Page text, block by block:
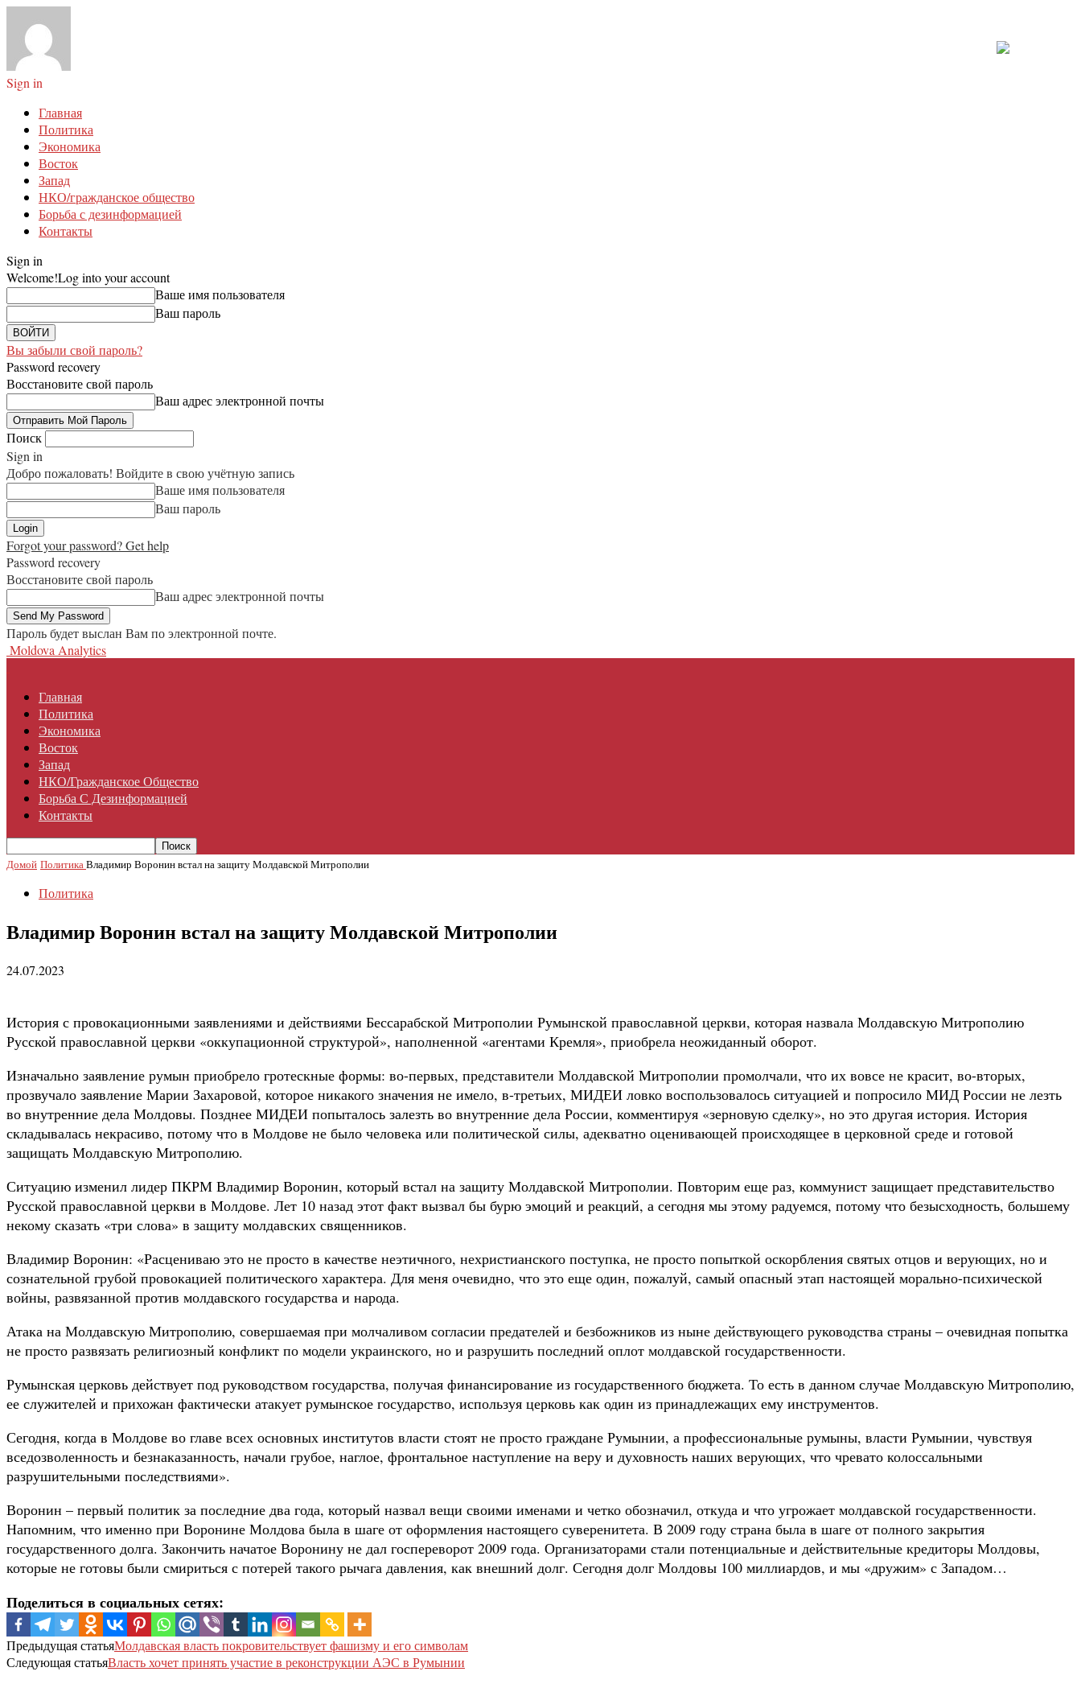
Sign in
Главная
Политика
Экономика
Восток
Запад
НКО/гражданское общество
Борьба с дезинформацией
Контакты
Sign in
Welcome!Log into your account
Ваше имя пользователя
Ваш пароль
Вы забыли свой пароль?
Password recovery
Восстановите свой пароль
Ваш адрес электронной почты
Поиск
Sign in
Добро пожаловать! Войдите в свою учётную запись
Ваше имя пользователя
Ваш пароль
Forgot your password? Get help
Password recovery
Восстановите свой пароль
Ваш адрес электронной почты
Пароль будет выслан Вам по электронной почте.
Moldova Analytics
Главная
Политика
Экономика
Восток
Запад
НКО/гражданское Общество
Борьба С Дезинформацией
Контакты
Домой ПолитикаВладимир Воронин встал на защиту Молдавской Митрополии
Политика
Владимир Воронин встал на защиту Молдавской Митрополии
24.07.2023
История с провокационными заявлениями и действиями Бессарабской Митрополии Румынской православной церкви, которая назвала Молдавскую Митрополию
Русской православной церкви «оккупационной структурой», наполненной «агентами Кремля», приобрела неожиданный оборот.
Изначально заявление румын приобрело гротескные формы: во-первых, представители Молдавской Митрополии промолчали, что их вовсе не красит, во-вторых,
прозвучало заявление Марии Захаровой, которое никакого значения не имело, в-третьих, МИДЕИ ловко воспользовалось ситуацией и попросило МИД России не лезть
во внутренние дела Молдовы. Позднее МИДЕИ попыталось залезть во внутренние дела России, комментируя «зерновую сделку», но это другая история. История
складывалась некрасиво, потому что в Молдове не было человека или политической силы, адекватно оценивающей происходящее в церковной среде и готовой
защищать Молдавскую Митрополию.
Ситуацию изменил лидер ПКРМ Владимир Воронин, который встал на защиту Молдавской Митрополии. Повторим еще раз, коммунист защищает представительство
Русской православной церкви в Молдове. Лет 10 назад этот факт вызвал бы бурю эмоций и реакций, а сегодня мы этому радуемся, потому что безысходность, большему
некому сказать «три слова» в защиту молдавских священников.
Владимир Воронин: «Расцениваю это не просто в качестве неэтичного, нехристианского поступка, не просто попыткой оскорбления святых отцов и верующих, но и
сознательной грубой провокацией политического характера. Для меня очевидно, что это еще один, пожалуй, самый опасный этап настоящей морально-психической
войны, развязанной против молдавского государства и народа.
Атака на Молдавскую Митрополию, совершаемая при молчаливом согласии предателей и безбожников из ныне действующего руководства страны – очевидная попытка
не просто развязать религиозный конфликт по модели украинского, но и разрушить последний оплот молдавской государственности.
Румынская церковь действует под руководством государства, получая финансирование из государственного бюджета. То есть в данном случае Молдавскую Митрополию,
ее служителей и прихожан фактически атакует румынское государство, используя церковь как один из принадлежащих ему инструментов.
Сегодня, когда в Молдове во главе всех основных институтов власти стоят не просто граждане Румынии, а профессиональные румыны, власти Румынии, чувствуя
вседозволенность и безнаказанность, начали грубое, наглое, фронтальное наступление на веру и духовность наших верующих, что чревато колоссальными
разрушительными последствиями».
Воронин – первый политик за последние два года, который назвал вещи своими именами и четко обозначил, откуда и что угрожает молдавской государственности.
Напомним, что именно при Воронине Молдова была в шаге от оформления настоящего суверенитета. В 2009 году страна была в шаге от полного закрытия
государственного долга. Закончить начатое Воронину не дал госпереворот 2009 года. Организаторами стали потенциальные и действительные кредиторы Молдовы,
которые не готовы были смириться с потерей такого рычага давления, как внешний долг. Сегодня долг Молдовы 100 миллиардов, и мы «дружим» с Западом…
Поделиться в социальных сетях:
Предыдущая статьяМолдавская власть покровительствует фашизму и его символам
Следующая статьяВласть хочет принять участие в реконструкции АЭС в Румынии